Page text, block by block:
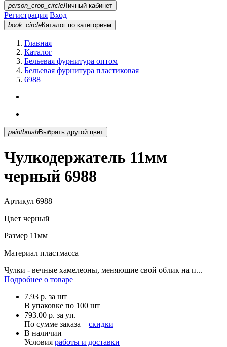
person_crop_circleЛичный кабинет
Регистрация Вход
book_circleКаталог по категориям
Главная
Каталог
Бельевая фурнитура оптом
Бельевая фурнитура пластиковая
6988
paintbrush Выбрать другой цвет
Чулкодержатель 11мм
черный 6988
Артикул 6988
Цвет черный
Размер 11мм
Материал пластмасса
Чулки - вечные хамелеоны, меняющие свой облик на п...
Подробнее о товаре
7.93 р. за шт
В упаковке по 100 шт
793.00 р. за уп.
По сумме заказа – скидки
В наличии
Условия работы и доставки